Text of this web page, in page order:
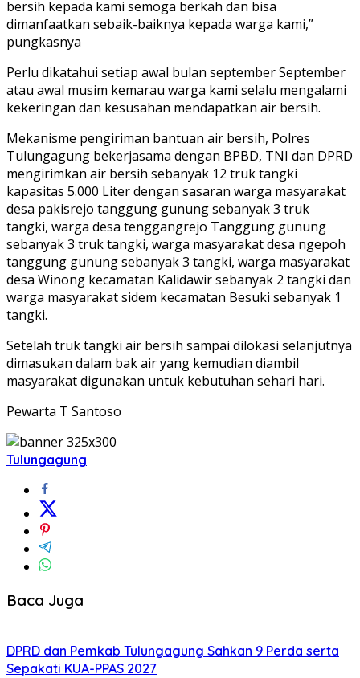
bersih kepada kami semoga berkah dan bisa
dimanfaatkan sebaik-baiknya kepada warga kami,”
pungkasnya
Perlu dikatahui setiap awal bulan september September
atau awal musim kemarau warga kami selalu mengalami
kekeringan dan kesusahan mendapatkan air bersih.
Mekanisme pengiriman bantuan air bersih, Polres
Tulungagung bekerjasama dengan BPBD, TNI dan DPRD
mengirimkan air bersih sebanyak 12 truk tangki
kapasitas 5.000 Liter dengan sasaran warga masyarakat
desa pakisrejo tanggung gunung sebanyak 3 truk
tangki, warga desa tenggangrejo Tanggung gunung
sebanyak 3 truk tangki, warga masyarakat desa ngepoh
tanggung gunung sebanyak 3 tangki, warga masyarakat
desa Winong kecamatan Kalidawir sebanyak 2 tangki dan
warga masyarakat sidem kecamatan Besuki sebanyak 1
tangki.
Setelah truk tangki air bersih sampai dilokasi selanjutnya
dimasukan dalam bak air yang kemudian diambil
masyarakat digunakan untuk kebutuhan sehari hari.
Pewarta T Santoso
Tulungagung
Baca Juga
DPRD dan Pemkab Tulungagung Sahkan 9 Perda serta
Sepakati KUA-PPAS 2027